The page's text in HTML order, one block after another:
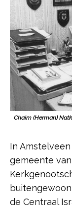
Chaim (Herman)
In
gemeente
de Centraal